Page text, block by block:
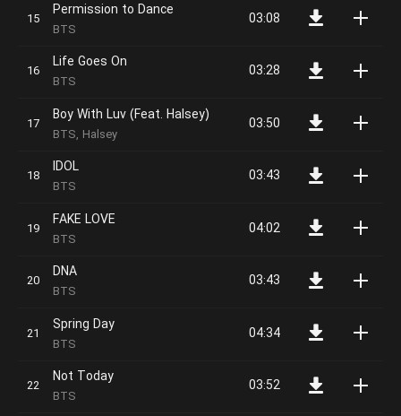
Permission to Dance
BTS
03:08
Life Goes On
BTS
03:28
Boy With Luv (Feat. Halsey)
BTS, Halsey
03:50
IDOL
BTS
03:43
FAKE LOVE
BTS
04:02
DNA
BTS
03:43
Spring Day
BTS
04:34
Not Today
BTS
03:52